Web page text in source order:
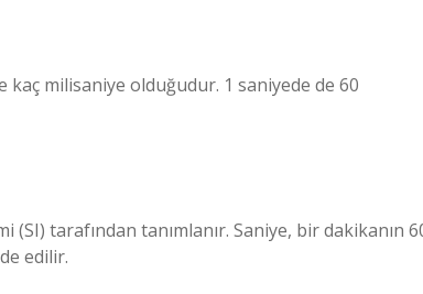
milisaniye olduğudur. 1 saniyede de 60
tarafından tanımlanır. Saniye, bir dakikanın
edilir.